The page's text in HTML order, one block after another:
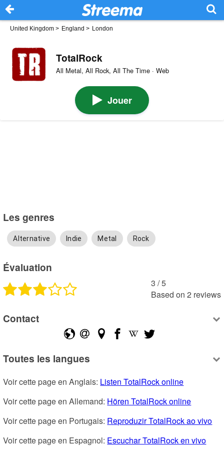
United Kingdom > England > London
TotalRock
All Metal, All Rock, All The Time · Web
Jouer
Les genres
Alternative Indie Metal Rock
Évaluation
3 /5
Based on 2 reviews
Contact
Toutes les langues
Voir cette page en Anglais: Listen TotalRock online
Voir cette page en Allemand: Hören TotalRock online
Voir cette page en Portugais: Reproduzir TotalRock ao vivo
Voir cette page en Espagnol: Escuchar TotalRock en vivo